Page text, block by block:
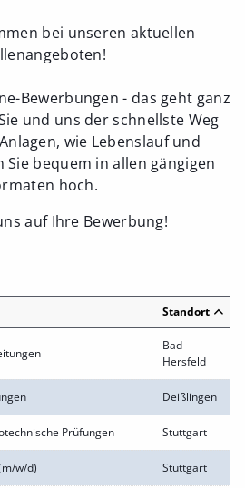
bei unseren aktuellen
Bewerbungen - das geht ganz
und uns der schnellste Weg
wie Lebenslauf und
Sie bequem in allen gängigen
hoch.
auf Ihre Bewerbung!
Standort
Bad
Hersfeld
Deißlingen
Prüfungen Stuttgart
w/d) Stuttgart